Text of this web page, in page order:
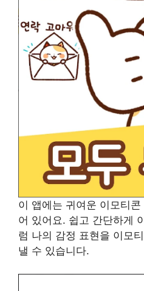
이 앱에는 귀여운 이모티
어 있어요. 쉽고 간단하게
럼 나의 감정 표현을 이모
낼 수 있습니다.